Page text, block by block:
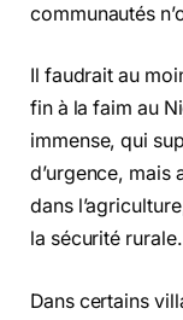
communautés
Il faudrait au
fin à la faim au
immense, qui
d’urgence, mais
dans
la sécurité rurale.
Dans certains